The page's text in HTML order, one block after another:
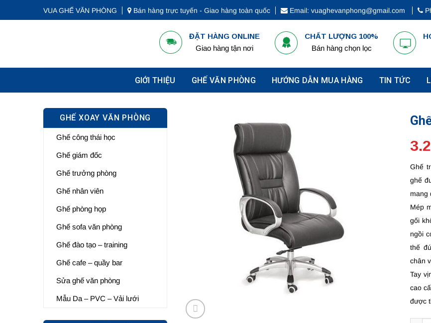
qua
VUA GHẾ VĂN PHÒNG Bán hàng trực tuyến - Giao hàng toàn quốc Email: vuaghevanphong@gmail.com
ĐẶT HÀNG ONLINE
Giao hàng tận nơi
CHẤT LƯỢNG 100%
Bán hàng chọn lọc
GIỚI THIỆU GHẾ VĂN PHÒNG HƯỚNG DẪN MUA HÀNG TIN TỨC
GHẾ XOAY VĂN PHÒNG
Ghế công thái học
Ghế giám đốc
Ghế trưởng phòng
Ghế nhân viên
Ghế phòng họp
Ghế sofa văn phòng
Ghế đào tạo – training
Ghế cafe – quầy bar
Sửa ghế văn phòng
Mẫu Da – PVC – Vải lưới
Ghế
ghế
mang
Mép
gối
ngồi
thế
chân
Tay
cao
được